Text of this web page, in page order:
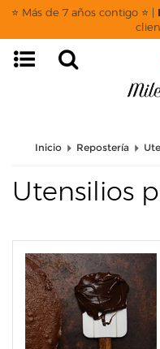
⭐ Más de 7 años contigo ⭐ |
page: categoria
Inicio Repostería
Utensilios